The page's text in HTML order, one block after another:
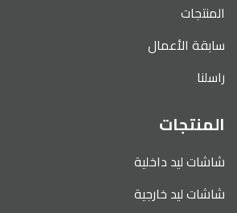
المنتجات
سابقة الأعمال
راسلنا
المنتجات
شاشات ليد داخلية
شاشات ليد خارجية